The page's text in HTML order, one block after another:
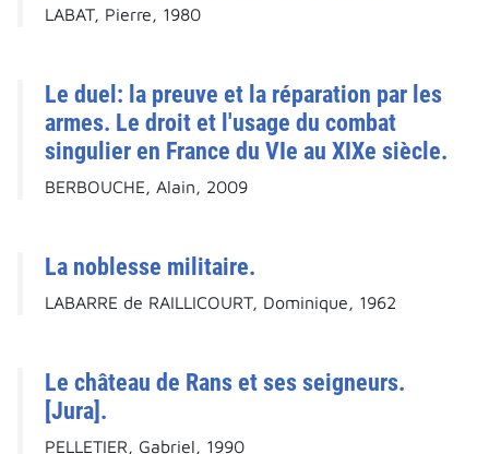
LABAT, Pierre, 1980
Le duel: la preuve et la réparation par les
armes. Le droit et l'usage du combat
singulier en France du VIe au XIXe siècle.
BERBOUCHE, Alain, 2009
La noblesse militaire.
LABARRE de RAILLICOURT, Dominique, 1962
Le château de Rans et ses seigneurs.
[Jura].
PELLETIER, Gabriel, 1990